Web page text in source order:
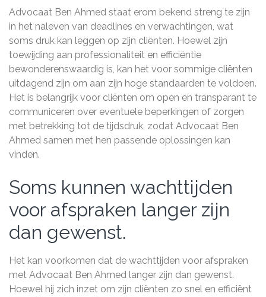
Advocaat Ben Ahmed staat erom bekend streng te zijn
in het naleven van deadlines en verwachtingen, wat
soms druk kan leggen op zijn cliënten. Hoewel zijn
toewijding aan professionaliteit en efficiëntie
bewonderenswaardig is, kan het voor sommige cliënten
uitdagend zijn om aan zijn hoge standaarden te voldoen.
Het is belangrijk voor cliënten om open en transparant te
communiceren over eventuele beperkingen of zorgen
met betrekking tot de tijdsdruk, zodat Advocaat Ben
Ahmed samen met hen passende oplossingen kan
vinden.
Soms kunnen wachttijden
voor afspraken langer zijn
dan gewenst.
Het kan voorkomen dat de wachttijden voor afspraken
met Advocaat Ben Ahmed langer zijn dan gewenst.
Hoewel hij zich inzet om zijn cliënten zo snel en efficiënt